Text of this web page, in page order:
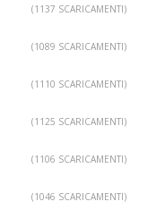
(1137 SCARICAMENTI)
(1089 SCARICAMENTI)
(1110 SCARICAMENTI)
(1125 SCARICAMENTI)
(1106 SCARICAMENTI)
(1046 SCARICAMENTI)